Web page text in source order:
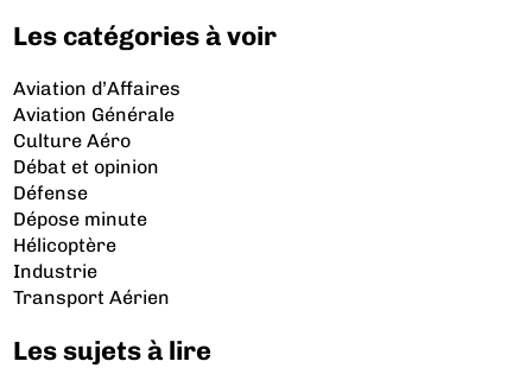
Les catégories à voir
Aviation d’Affaires
Aviation Générale
Culture Aéro
Débat et opinion
Défense
Dépose minute
Hélicoptère
Industrie
Transport Aérien
Les sujets à lire